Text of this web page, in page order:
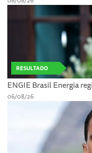
RESULTADO
ENGIE Brasil Energia
06/08/26